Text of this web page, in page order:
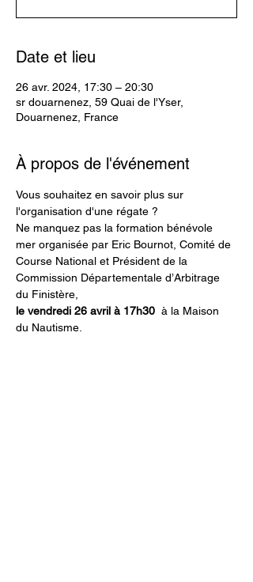
Date et lieu
26 avr. 2024, 17:30 – 20:30
sr douarnenez, 59 Quai de l'Yser,
Douarnenez, France
À propos de l'événement
Vous souhaitez en savoir plus sur
l'organisation d'une régate ?
Ne manquez pas la formation bénévole
mer organisée par Eric Bournot, Comité de
Course National et Président de la
Commission Départementale d’Arbitrage
du Finistère,
le vendredi 26 avril à 17h30 à la Maison
du Nautisme.